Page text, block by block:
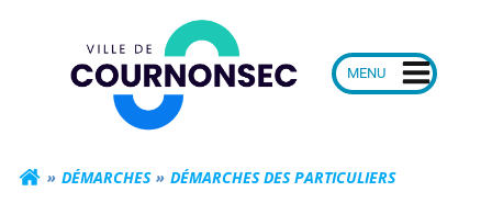
Mairie de
DÉMARCHES DÉMARCHES DES PARTICULIERS